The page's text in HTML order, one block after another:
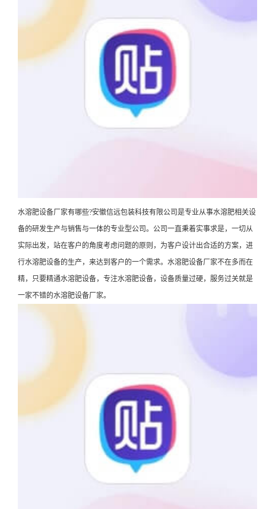
水溶肥设备厂家有哪些?安徽信远包装科技有限公司是专业从事水溶肥相关设
备的研发生产与销售与一体的专业型公司。公司一直秉着实事求是，一切从
实际出发，站在客户的角度考虑问题的原则，为客户设计出合适的方案，进
行水溶肥设备的生产，来达到客户的一个需求。水溶肥设备厂家不在多而在
精，只要精通水溶肥设备，专注水溶肥设备，设备质量过硬，服务过关就是
一家不错的水溶肥设备厂家。